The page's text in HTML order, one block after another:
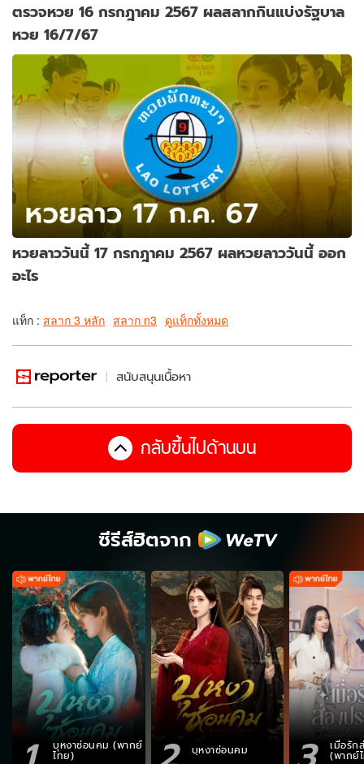
ตรวจหวย 16 กรกฎาคม 2567 ผลสลากกินแบ่งรัฐบาล
หวย 16/7/67
หวยลาววันนี้ 17 กรกฎาคม 2567 ผลหวยลาววันนี้ ออก
อะไร
แท็ก : สลาก 3 หลัก สลาก n3 ดูแท็กทั้งหมด
สนับสนุนเนื้อหา
กลับขึ้นไปด้านบน
ซีรีส์ฮิตจาก
บุหงาซ่อนคม (พากย์
ไทย) บุหงาซ่อนคม เมื่อรัก
(พากย์